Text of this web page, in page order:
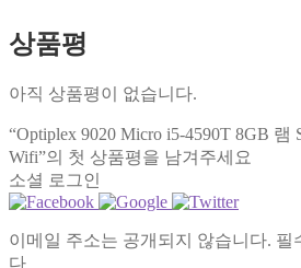
상품평
아직 상품평이 없습니다.
“Optiplex 9020 Micro i5-4590T 8GB 램
Wifi”의 첫 상품평을 남겨주세요
소셜 로그인
이메일 주소는 공개되지 않습니다. 필
다